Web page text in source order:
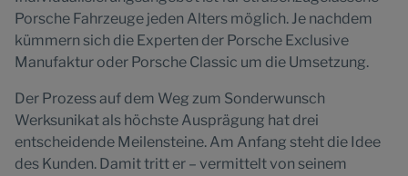
Porsche Fahrzeuge jeden Alters möglich. Je nachdem
kümmern sich die Experten der Porsche Exclusive
Manufaktur oder Porsche Classic um die Umsetzung.
Der Prozess auf dem Weg zum Sonderwunsch
Werksunikat als höchste Ausprägung hat drei
entscheidende Meilensteine. Am Anfang steht die Idee
des Kunden. Damit tritt er – vermittelt von seinem